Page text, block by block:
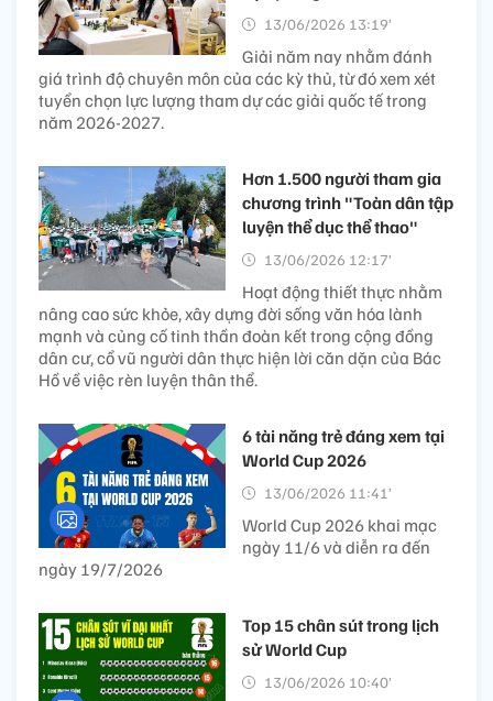
13/06/2026 13:19’
Giải năm nay nhằm đánh
giá trình độ chuyên môn của các kỳ thủ, từ đó xem xét
tuyển chọn lực lượng tham dự các giải quốc tế trong
năm 2026-2027.
Hơn 1.500 người tham gia
chương trình "Toàn dân tập
luyện thể dục thể thao"
13/06/2026 12:17’
Hoạt động thiết thực nhằm
nâng cao sức khỏe, xây dựng đời sống văn hóa lành
mạnh và củng cố tinh thần đoàn kết trong cộng đồng
dân cư, cổ vũ người dân thực hiện lời căn dặn của Bác
Hồ về việc rèn luyện thân thể.
6 tài năng trẻ đáng xem tại
World Cup 2026
13/06/2026 11:41’
World Cup 2026 khai mạc
ngày 11/6 và diễn ra đến
ngày 19/7/2026
Top 15 chân sút trong lịch
sử World Cup
13/06/2026 10:40’